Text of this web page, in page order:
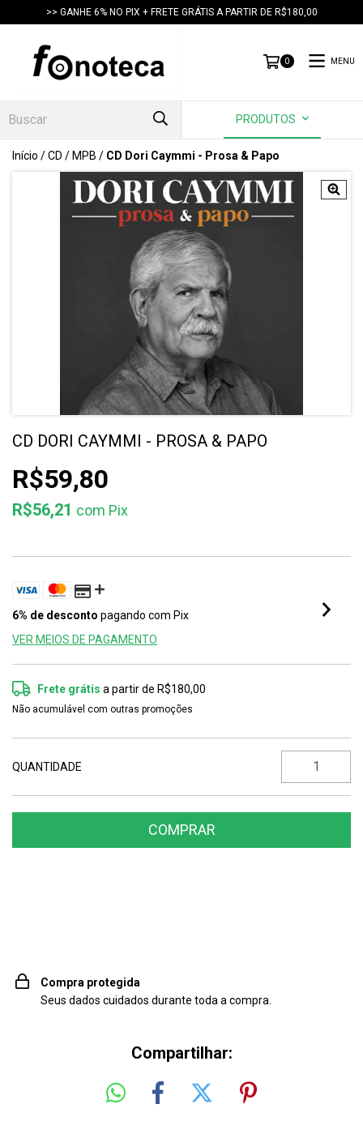
>> GANHE 6% NO PIX + FRETE GRÁTIS A PARTIR DE R$180,00
0 MENU
PRODUTOS
Início /CD /MPB / CD Dori Caymmi - Prosa & Papo
CD DORI CAYMMI - PROSA & PAPO
R$59,80
R$56,21 com Pix
6% de desconto pagando com Pix
VER MEIOS DE PAGAMENTO
Frete grátis a partir deR$180,00
Não acumulável com outras promoções
QUANTIDADE
Compra protegida
Seus dados cuidados durante toda a compra.
Compartilhar: